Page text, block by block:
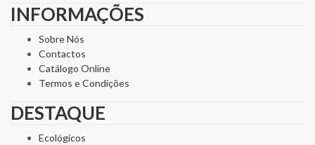
INFORMAÇÕES
Sobre Nós
Contactos
Catálogo Online
Termos e Condições
DESTAQUE
Ecológicos